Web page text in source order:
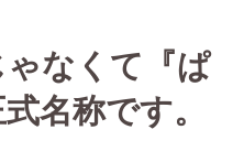
ゃなくて『ぱ
名称です。